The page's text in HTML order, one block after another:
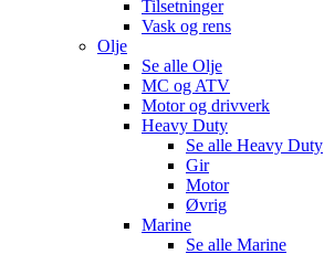
Tilsetninger
Vask og rens
Olje
Se alle Olje
MC og ATV
Motor og drivverk
Heavy Duty
Se alle Heavy Duty
Gir
Motor
Øvrig
Marine
Se alle Marine